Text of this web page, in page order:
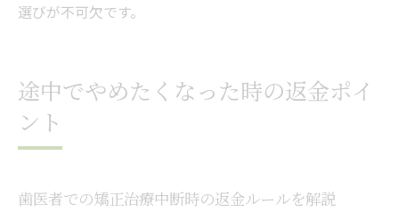
選びが不可欠です。
途中でやめたくなった時の返金ポイ
ント
歯医者での矯正治療中断時の返金ルールを解説